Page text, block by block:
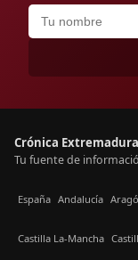
Crónica Extremadura
Tu fuente de
España Andalucía
Castilla La-Mancha